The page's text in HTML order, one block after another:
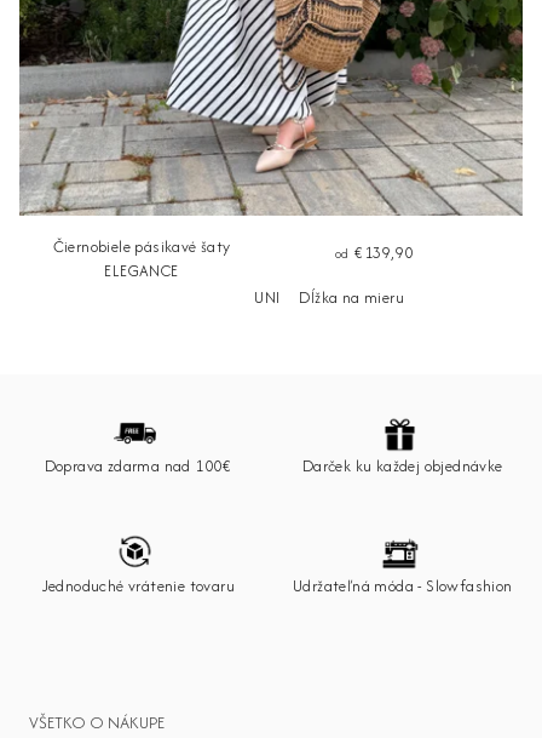
Čiernobiele pásikavé šaty
ELEGANCE
od €139,90
UNI
Dĺžka na mieru
Doprava zdarma nad 100€ Darček ku každej objednávke
Jednoduché vrátenie tovaru Udržateľná móda - Slowfashion
VŠETKO O NÁKUPE